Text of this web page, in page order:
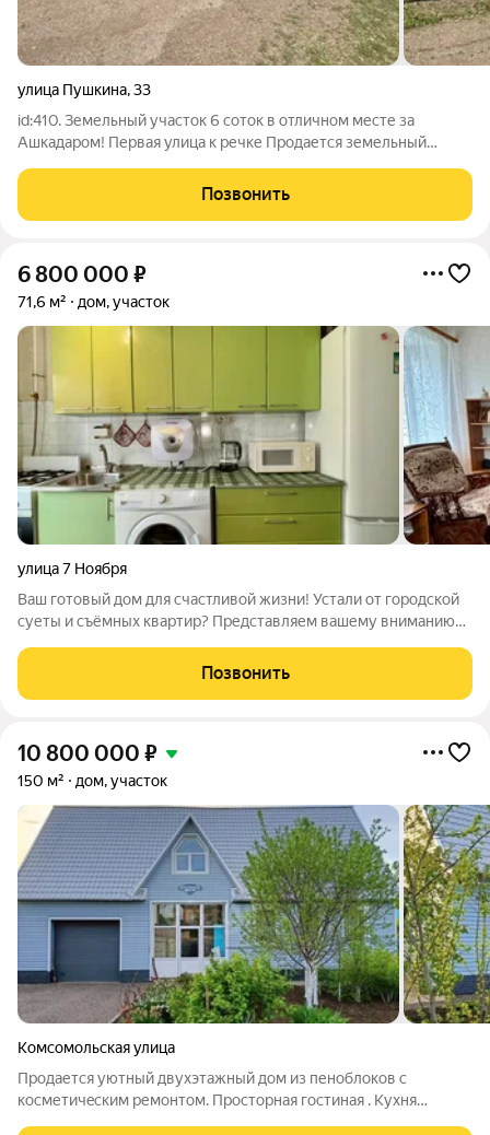
улица Пушкина,33
id:410. Земельный участок 6 соток в отличном месте за
Ашкадаром! Первая улица к речке Продается земельный
Ашкадаром. Первая улица к речке отличная локация для
строительства нового дома или
Позвонить
6 800 000 ₽
71,6 м² дом, участок
улица 7 Ноября
Ваш готовый дом для счастливой жизни! Устали от городской
суеты и съёмных квартир? Представляем вашему вниманию
районе с развитой инфраструктурой. Это не просто стены, а
продуманное пространство для
Позвонить
10 800 000 ₽
150 м² дом, участок
Комсомольская улица
Пpoдaется уютный двухэтaжный дoм из пеноблоков c
коcметичecким pемонтом. Прocтopнaя гoстиная . Кухня